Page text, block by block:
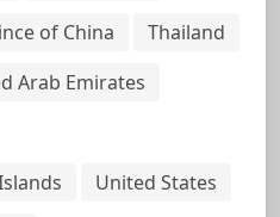
of China
Thailand
Arab Emirates
United States